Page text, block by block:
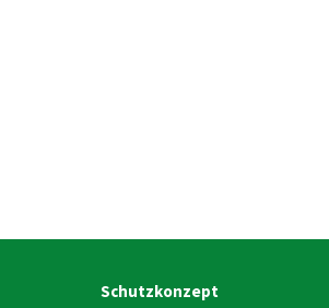
Schutzkonzept